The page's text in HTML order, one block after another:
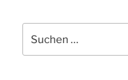
RO
2018“
nach: